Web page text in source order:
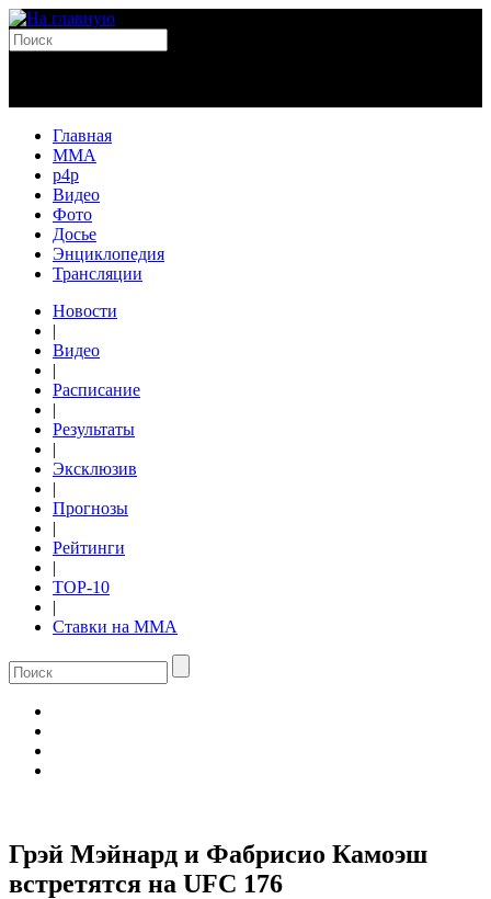
Главная
MMA
p4p
Видео
Фото
Досье
Энциклопедия
Трансляции
Новости
|
Видео
|
Расписание
|
Результаты
|
Эксклюзив
|
Прогнозы
|
Рейтинги
|
TOP-10
|
Ставки на ММА
Грэй Мэйнард и Фабрисио Камоэш
встретятся на UFC 176